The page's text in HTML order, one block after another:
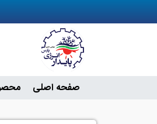
صفحه اصلی